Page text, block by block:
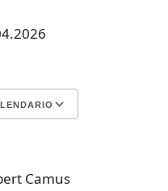
Camus